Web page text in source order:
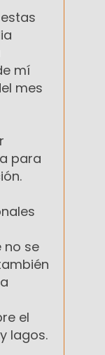
mí
mes
para
no se
el
lagos.